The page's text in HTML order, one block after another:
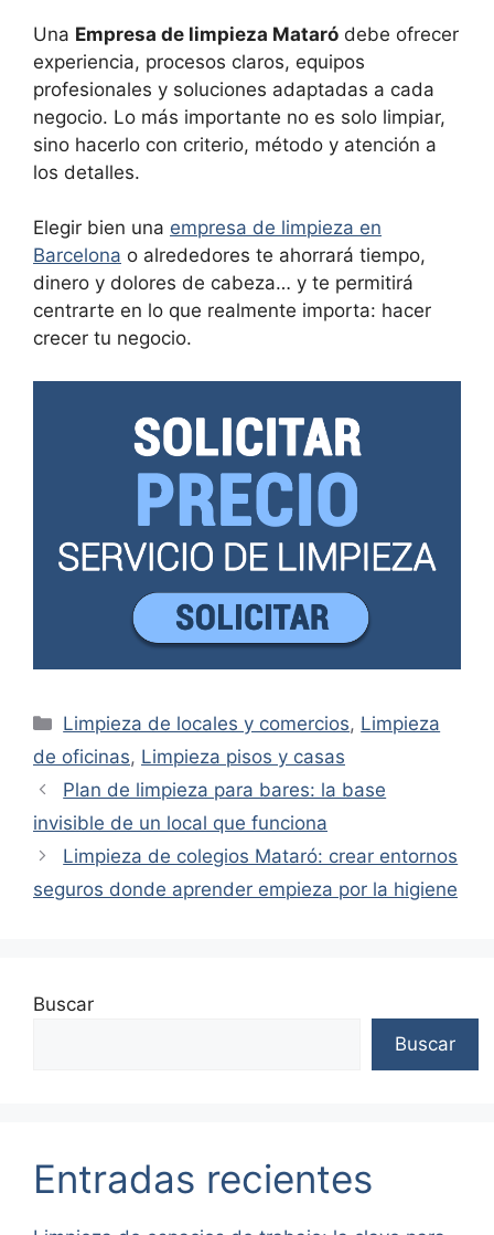
Una Empresa de limpieza Mataró debe ofrecer
experiencia, procesos claros, equipos
profesionales y soluciones adaptadas a cada
negocio. Lo más importante no es solo limpiar,
sino hacerlo con criterio, método y atención a
los detalles.
Elegir bien una empresa de limpieza en
Barcelona o alrededores te ahorrará tiempo,
dinero y dolores de cabeza… y te permitirá
centrarte en lo que realmente importa: hacer
crecer tu negocio.
Categorías
Limpieza de locales y comercios, Limpieza
de oficinas, Limpieza pisos y casas
Plan de limpieza para bares: la base
invisible de un local que funciona
Limpieza de colegios Mataró: crear entornos
seguros donde aprender empieza por la higiene
Buscar
Buscar
Entradas recientes